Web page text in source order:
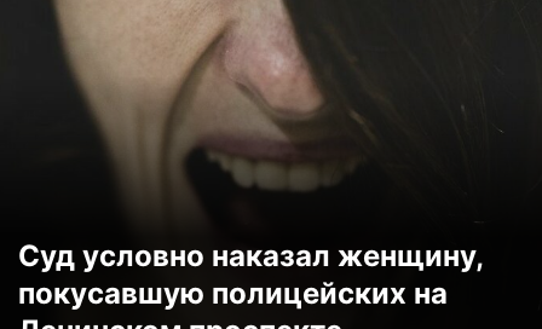
Суд условно наказал женщину,
покусавшую полицейских на